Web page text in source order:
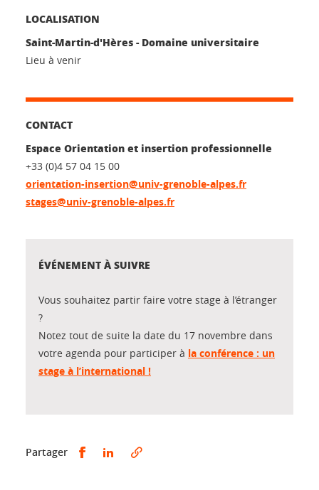
LOCALISATION
Saint-Martin-d'Hères - Domaine universitaire
Lieu à venir
CONTACT
Espace Orientation et insertion professionnelle
+33 (0)4 57 04 15 00
orientation-insertion@univ-grenoble-alpes.fr
stages@univ-grenoble-alpes.fr
ÉVÉNEMENT À SUIVRE
Vous souhaitez partir faire votre stage à l’étranger
?
Notez tout de suite la date du 17 novembre dans
votre agenda pour participer à la conférence : un
stage à l’international !
Partager Partager sur Facebook
Partager sur LinkedIn